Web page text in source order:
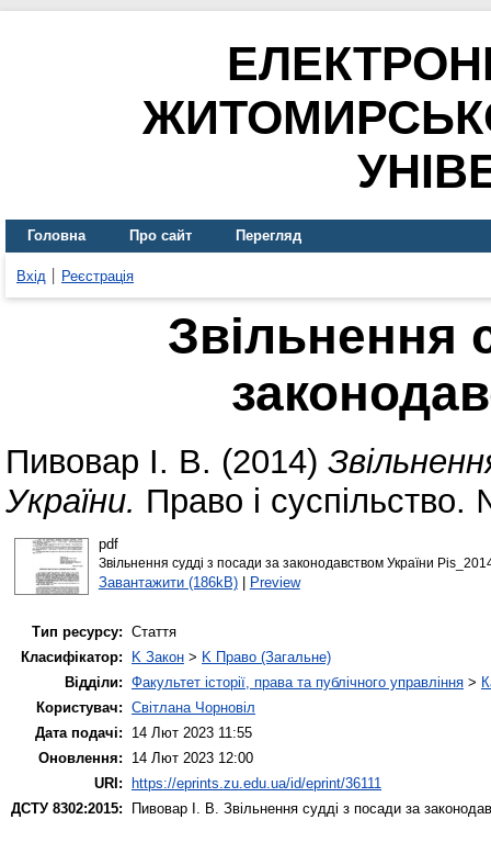
Головна Про сайт Перегляд
Вхід Реєстрація
Звільнення
Пивовар І. В. (2014)
України. Право і
pdf
Звільнення судді з посади за законодавством України
Завантажити (186kB)| Preview
Тип ресурсу: Стаття
Класифікатор:
K Закон > K Право (Загальне)
Відділи: Факультет історії, права та публічного управління >
Користувач: Світлана Чорновіл
Дата подачі:
14 Лют 2023 11:55
Оновлення:
14 Лют 2023 12:00
URI:
https://eprints.zu.edu.ua/id/eprint/36111
ДСТУ 8302:2015:
Пивовар І. В. Звільнення судді з посади за